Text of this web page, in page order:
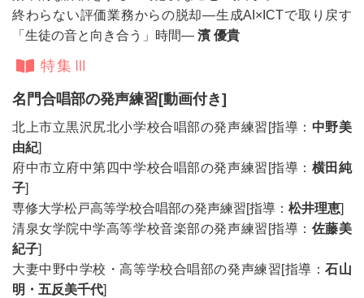
終わらない評価業務からの脱却―生成AI×ICTで取り戻す
「生徒の音と向き合う」時間― 濱 優貴
特集Ⅲ
名門合唱部の発声練習[動画付き]
北上市立黒沢尻北小学校合唱部の発声練習[指導： 中野美
由紀]
府中市立府中第四中学校合唱部の発声練習[指導： 横田純
子]
専修大学松戸高等学校合唱部の発声練習[指導： 松井理恵]
清泉女学院中学高等学校音楽部の発声練習[指導： 佐藤美
紀子]
大妻中野中学校・高等学校合唱部の発声練習[指導：石山
明・五反美千代]